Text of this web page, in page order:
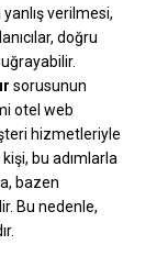
verilmesi,
doğru
uğrayabilir.
sorusunun
otel web
hizmetleriyle
bu adımlarla
bazen
Bu nedenle,